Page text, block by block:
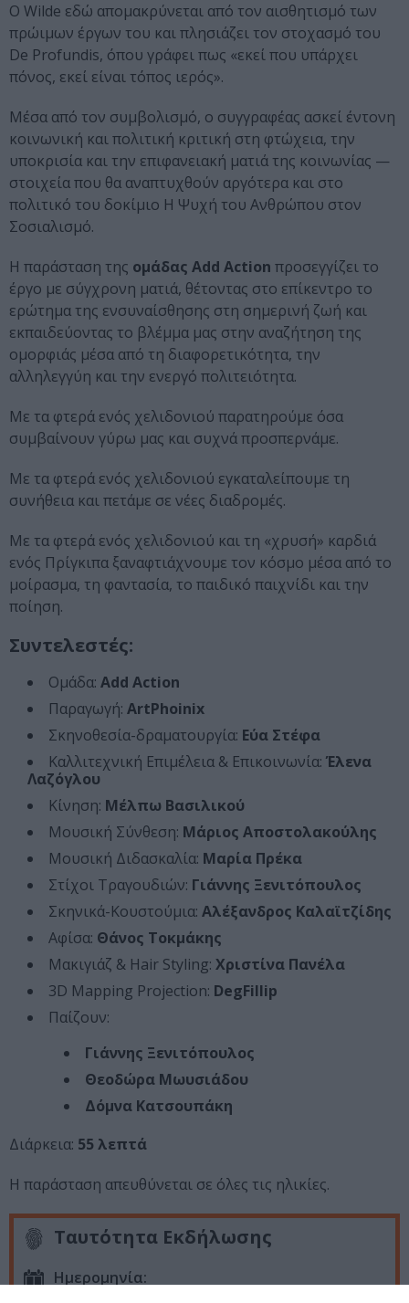
Ο Wilde εδώ απομακρύνεται από τον αισθητισμό των
πρώιμων έργων του και πλησιάζει τον στοχασμό του
De Profundis, όπου γράφει πως «εκεί που υπάρχει
πόνος, εκεί είναι τόπος ιερός».
Μέσα από τον συμβολισμό, ο συγγραφέας ασκεί έντονη
κοινωνική και πολιτική κριτική στη φτώχεια, την
υποκρισία και την επιφανειακή ματιά της κοινωνίας —
στοιχεία που θα αναπτυχθούν αργότερα και στο
πολιτικό του δοκίμιο Η Ψυχή του Ανθρώπου στον
Σοσιαλισμό.
Η παράσταση της ομάδας Add Action προσεγγίζει το
έργο με σύγχρονη ματιά, θέτοντας στο επίκεντρο το
ερώτημα της ενσυναίσθησης στη σημερινή ζωή και
εκπαιδεύοντας το βλέμμα μας στην αναζήτηση της
ομορφιάς μέσα από τη διαφορετικότητα, την
αλληλεγγύη και την ενεργό πολιτειότητα.
Με τα φτερά ενός χελιδονιού παρατηρούμε όσα
συμβαίνουν γύρω μας και συχνά προσπερνάμε.
Με τα φτερά ενός χελιδονιού εγκαταλείπουμε τη
συνήθεια και πετάμε σε νέες διαδρομές.
Με τα φτερά ενός χελιδονιού και τη «χρυσή» καρδιά
ενός Πρίγκιπα ξαναφτιάχνουμε τον κόσμο μέσα από το
μοίρασμα, τη φαντασία, το παιδικό παιχνίδι και την
ποίηση.
Συντελεστές:
Ομάδα: Add Action
Παραγωγή: ArtPhoinix
Σκηνοθεσία-δραματουργία: Εύα Στέφα
Καλλιτεχνική Επιμέλεια & Επικοινωνία: Έλενα
Λαζόγλου
Κίνηση: Μέλπω Βασιλικού
Μουσική Σύνθεση: Μάριος Αποστολακούλης
Μουσική Διδασκαλία: Μαρία Πρέκα
Στίχοι Τραγουδιών: Γιάννης Ξενιτόπουλος
Σκηνικά-Κουστούμια: Αλέξανδρος Καλαϊτζίδης
Αφίσα: Θάνος Τοκμάκης
Μακιγιάζ & Hair Styling: Χριστίνα Πανέλα
3D Mapping Projection: DegFillip
Παίζουν:
Γιάννης Ξενιτόπουλος
Θεοδώρα Μωυσιάδου
Δόμνα Κατσουπάκη
Διάρκεια: 55 λεπτά
Η παράσταση απευθύνεται σε όλες τις ηλικίες.
Ταυτότητα Εκδήλωσης
Ημερομηνία: